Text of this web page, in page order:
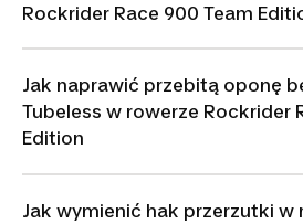
Rockrider Race 900 Team
Jak naprawić przebitą oponę
Tubeless w rowerze Rockrider
Edition
Jak wymienić hak przerzutki w